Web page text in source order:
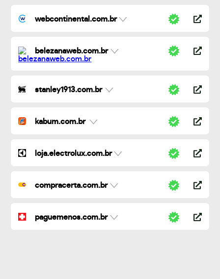
webcontinental.com.br
belezanaweb.com.br
stanley1913.com.br
kabum.com.br
loja.electrolux.com.br
compracerta.com.br
paguemenos.com.br